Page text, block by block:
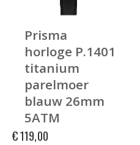
Prisma
horloge P.1401
titanium
parelmoer
blauw 26mm
5ATM
€119,00